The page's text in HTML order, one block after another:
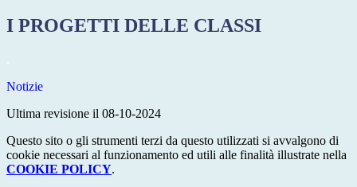
I PROGETTI DELLE CLASSI
Notizie
Ultima revisione il 08-10-2024
Questo sito o gli strumenti terzi da questo utilizzati si avvalgono di
cookie necessari al funzionamento ed utili alle finalità illustrate nella
COOKIE POLICY.